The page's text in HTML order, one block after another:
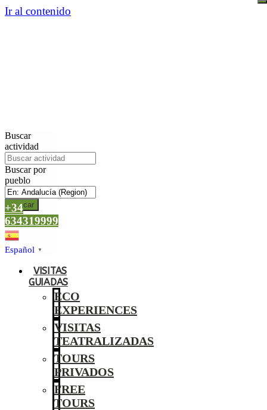
Ir al contenido
Buscar
actividad
Buscar por
pueblo
Buscar
+34
634319999
Español ▼
VISITAS
GUIADAS
ECO
EXPERIENCES
VISITAS
TEATRALIZADAS
TOURS
PRIVADOS
FREE
TOURS